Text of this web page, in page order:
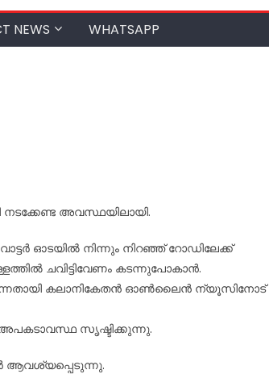
NEWS WHATSAPP
നടക്കേണ്ട അവസ്ഥയിലായി.
ഓടയിൽ നിന്നും നിറഞ്ഞ് റോഡിലേക്ക്
ചവിട്ടിവേണം കടന്നുപോകാൻ.
കലാനികേതൻ ഓൺലൈൻ ന്യൂസിനോട്
അപകടാവസ്ഥ സൃഷ്ടിക്കുന്നു.
ആവശ്യപ്പെടുന്നു.